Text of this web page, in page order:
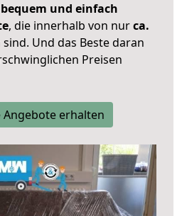
und einfach
, die innerhalb von nurca.
Und das Beste daran
Preisen
Angebote erhalten